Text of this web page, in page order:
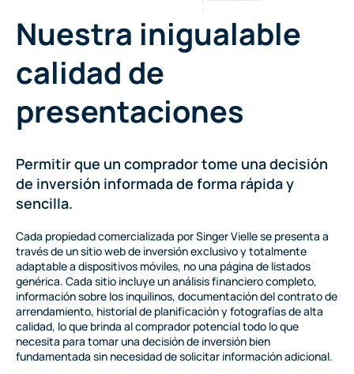
Nuestra inigualable
calidad de
presentaciones
Permitir que un comprador tome una decisión
de inversión informada de forma rápida y
sencilla.
Cada propiedad comercializada por Singer Vielle se presenta a
través de un sitio web de inversión exclusivo y totalmente
adaptable a dispositivos móviles, no una página de listados
genérica. Cada sitio incluye un análisis financiero completo,
información sobre los inquilinos, documentación del contrato de
arrendamiento, historial de planificación y fotografías de alta
calidad, lo que brinda al comprador potencial todo lo que
necesita para tomar una decisión de inversión bien
fundamentada sin necesidad de solicitar información adicional.